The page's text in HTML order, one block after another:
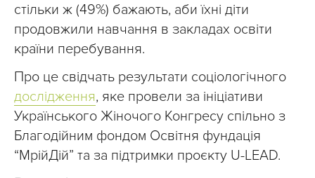
стільки ж (49%) бажають, аби їхні діти
продовжили навчання в закладах освіти
країни перебування.
Про це свідчать результати соціологічного
дослідження, яке провели за ініціативи
Українського Жіночого Конгресу спільно з
Благодійним фондом Освітня фундація
“МрійДій” та за підтримки проєкту U-LEAD.